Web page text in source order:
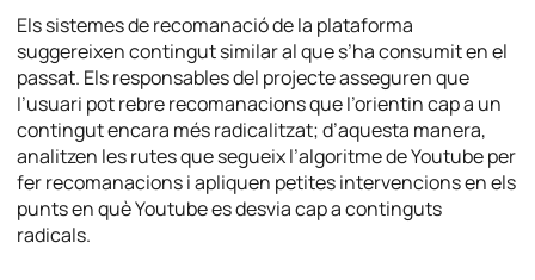
Els sistemes de recomanació de la plataforma
suggereixen contingut similar al que s’ha consumit en el
passat. Els responsables del projecte asseguren que
l’usuari pot rebre recomanacions que l’orientin cap a un
contingut encara més radicalitzat; d’aquesta manera,
analitzen les rutes que segueix l’algoritme de Youtube per
fer recomanacions i apliquen petites intervencions en els
punts en què Youtube es desvia cap a continguts
radicals.